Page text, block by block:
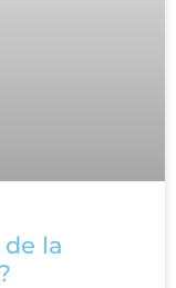
la